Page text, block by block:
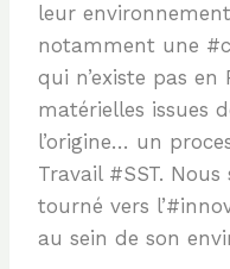
leur
notamment une
qui n’existe pas en
matérielles issues
l’origine… un
Travail #SST.
tourné vers
au sein de son